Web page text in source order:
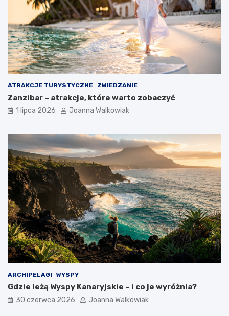
ATRAKCJE TURYSTYCZNE ZWIEDZANIE
Zanzibar – atrakcje, które warto zobaczyć
1 lipca 2026 Joanna Walkowiak
ARCHIPELAGI WYSPY
Gdzie leżą Wyspy Kanaryjskie – i co je wyróżnia?
30 czerwca 2026 Joanna Walkowiak